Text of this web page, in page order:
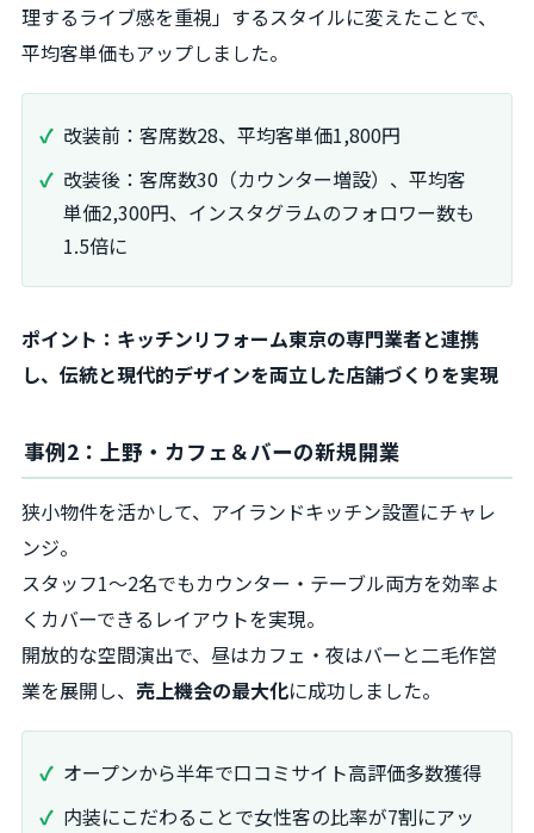
理するライブ感を重視」するスタイルに変えたことで、
平均客単価もアップしました。
改装前：客席数28、平均客単価1,800円
改装後：客席数30（カウンター増設）、平均客
単価2,300円、インスタグラムのフォロワー数も
1.5倍に
ポイント：キッチンリフォーム東京の専門業者と連携
し、伝統と現代的デザインを両立した店舗づくりを実現
事例2：上野・カフェ＆バーの新規開業
狭小物件を活かして、アイランドキッチン設置にチャレ
ンジ。
スタッフ1〜2名でもカウンター・テーブル両方を効率よ
くカバーできるレイアウトを実現。
開放的な空間演出で、昼はカフェ・夜はバーと二毛作営
業を展開し、 売上機会の最大化に成功しました。
オープンから半年で口コミサイト高評価多数獲得
内装にこだわることで女性客の比率が7割にアッ